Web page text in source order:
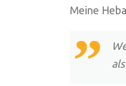
Meine